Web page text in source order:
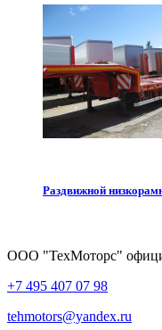
Раздвижной
ООО "ТехМоторс"
+7 495 407 07 98
tehmotors@yandex.ru